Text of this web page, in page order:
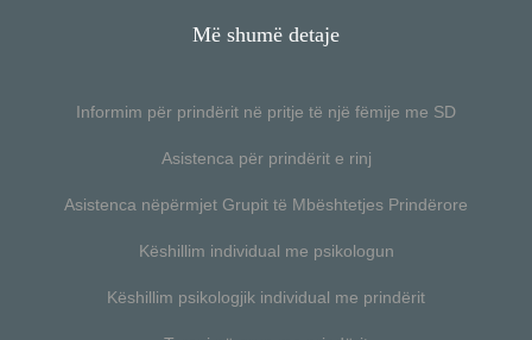
Më shumë detaje
Informim për prindërit në pritje të një fëmije me SD
Asistenca për prindërit e rinj
Asistenca nëpërmjet Grupit të Mbështetjes Prindërore
Këshillim individual me psikologun
Këshillim psikologjik individual me prindërit